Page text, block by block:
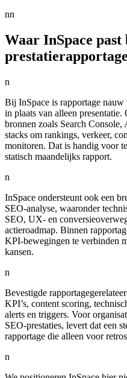
nn
Waar InSpace past
prestatierapportage
n
Bij InSpace is rapportage
in plaats van alleen
bronnen zoals Search
stacks om rankings, verkeer,
monitoren. Dat is handig voor
statisch maandelijks rapport.
n
InSpace ondersteunt ook een
SEO-analyse, waaronder
SEO, UX- en
actieroadmap. Binnen
KPI-bewegingen te verbinden
kansen.
n
Bevestigde
KPI’s, content scoring,
alerts en triggers. Voor
SEO-prestaties, levert dat een
rapportage die alleen voor
n